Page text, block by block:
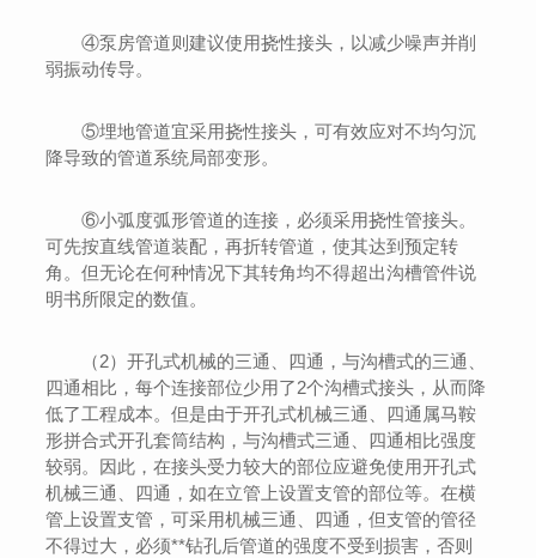
④泵房管道则建议使用挠性接头，以减少噪声并削
弱振动传导。
⑤埋地管道宜采用挠性接头，可有效应对不均匀沉
降导致的管道系统局部变形。
⑥小弧度弧形管道的连接，必须采用挠性管接头。
可先按直线管道装配，再折转管道，使其达到预定转
角。但无论在何种情况下其转角均不得超出沟槽管件说
明书所限定的数值。
（2）开孔式机械的三通、四通，与沟槽式的三通、
四通相比，每个连接部位少用了2个沟槽式接头，从而降
低了工程成本。但是由于开孔式机械三通、四通属马鞍
形拼合式开孔套筒结构，与沟槽式三通、四通相比强度
较弱。因此，在接头受力较大的部位应避免使用开孔式
机械三通、四通，如在立管上设置支管的部位等。在横
管上设置支管，可采用机械三通、四通，但支管的管径
不得过大，必须**钻孔后管道的强度不受到损害，否则